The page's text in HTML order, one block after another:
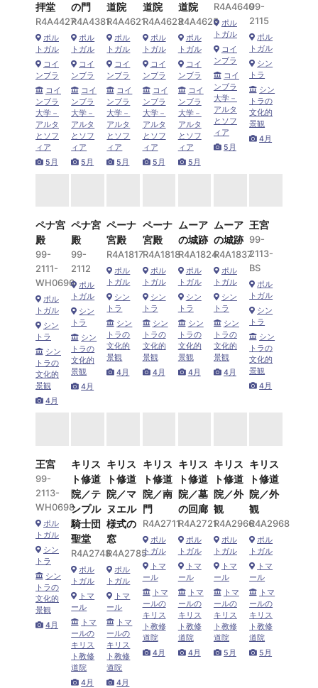
拝堂
R4A4427
ポル
トガル
コイ
ンブラ
コイ
ンブラ
大学－
アルタ
とソフ
ィア
5月
の門
R4A4381
ポル
トガル
コイ
ンブラ
コイ
ンブラ
大学－
アルタ
とソフ
ィア
5月
道院
R4A4621
ポル
トガル
コイ
ンブラ
コイ
ンブラ
大学－
アルタ
とソフ
ィア
5月
道院
R4A4623
ポル
トガル
コイ
ンブラ
コイ
ンブラ
大学－
アルタ
とソフ
ィア
5月
道院
R4A4625
ポル
トガル
コイ
ンブラ
コイ
ンブラ
大学－
アルタ
とソフ
ィア
5月
R4A4640
ポル
トガル
コイ
ンブラ
コイ
ンブラ
大学－
アルタ
とソフ
ィア
5月
99-
2115
ポル
トガル
シン
トラ
シン
トラの
文化的
景観
4月
ペナ宮
殿
99-
2111-
WH0696
ポル
トガル
シン
トラ
シン
トラの
文化的
景観
4月
ペナ宮
殿
99-
2112
ポル
トガル
シン
トラ
シン
トラの
文化的
景観
4月
ペーナ
宮殿
R4A1817
ポル
トガル
シン
トラ
シン
トラの
文化的
景観
4月
ペーナ
宮殿
R4A1818
ポル
トガル
シン
トラ
シン
トラの
文化的
景観
4月
ムーア
の城跡
R4A1824
ポル
トガル
シン
トラ
シン
トラの
文化的
景観
4月
ムーア
の城跡
R4A1837
ポル
トガル
シン
トラ
シン
トラの
文化的
景観
4月
王宮
99-
2113-
BS
ポル
トガル
シン
トラ
シン
トラの
文化的
景観
4月
王宮
99-
2113-
WH0698
ポル
トガル
シン
トラ
シン
トラの
文化的
景観
4月
キリス
ト修道
院／テ
ンプル
騎士団
聖堂
R4A2748
ポル
トガル
トマ
ール
トマ
ールの
キリス
ト教修
道院
4月
キリス
ト修道
院／マ
ヌエル
様式の
窓
R4A2785
ポル
トガル
トマ
ール
トマ
ールの
キリス
ト教修
道院
4月
キリス
ト修道
院／南
門
R4A2711
ポル
トガル
トマ
ール
トマ
ールの
キリス
ト教修
道院
4月
キリス
ト修道
院／墓
の回廊
R4A2721
ポル
トガル
トマ
ール
トマ
ールの
キリス
ト教修
道院
4月
キリス
ト修道
院／外
観
R4A2966
ポル
トガル
トマ
ール
トマ
ールの
キリス
ト教修
道院
5月
キリス
ト修道
院／外
観
R4A2968
ポル
トガル
トマ
ール
トマ
ールの
キリス
ト教修
道院
5月